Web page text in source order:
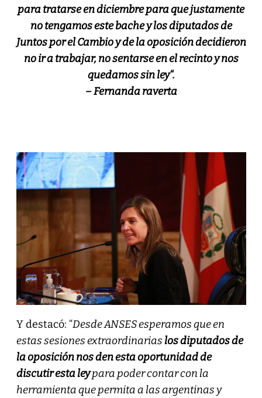
para tratarse en diciembre para que justamente
no tengamos este bache y los diputados de
Juntos por el Cambio y de la oposición decidieron
no ir a trabajar, no sentarse en el recintoy nos
quedamos sin ley“.
– Fernanda raverta
Y destacó: “Desde ANSES esperamos que en
estas sesiones extraordinariaslos diputados de
la oposición nos den esta oportunidad de
discutir esta leypara poder contar con la
herramienta que permita a las argentinas y